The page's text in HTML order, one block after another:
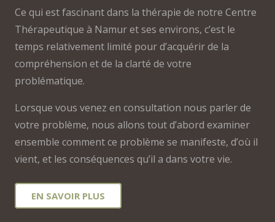
Ce qui est fascinant dans la thérapie de notre Centre
Thérapeutique à Namur et ses environs, c’est le
temps relativement limité pour d’acquérir de la
compréhension et de la clarté de votre
problématique.
Lorsque vous venez en consultation nous parler de
votre problème, nous allons tout d’abord examiner
ensemble comment ce problème se manifeste, d’où il
vient, et les conséquences qu’il a dans votre vie.
EN SAVOIR PLUS